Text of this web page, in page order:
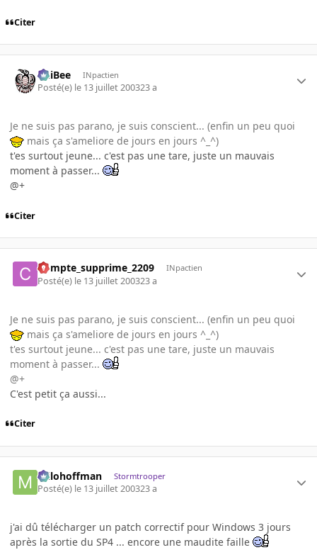
Citer
PhiBee INpactien
Posté(e) le 13 juillet 200323 a
Je ne suis pas parano, je suis conscient... (enfin un peu quoi
mais ça s'ameliore de jours en jours ^_^)
t'es surtout jeune... c'est pas une tare, juste un mauvais
moment à passer...
@+
Citer
Compte_supprime_2209 INpactien
Posté(e) le 13 juillet 200323 a
Je ne suis pas parano, je suis conscient... (enfin un peu quoi
mais ça s'ameliore de jours en jours ^_^)
t'es surtout jeune... c'est pas une tare, juste un mauvais
moment à passer...
@+
C'est petit ça aussi...
Citer
milohoffman Stormtrooper
Posté(e) le 13 juillet 200323 a
j'ai dû télécharger un patch correctif pour Windows 3 jours
après la sortie du SP4 ... encore une maudite faille